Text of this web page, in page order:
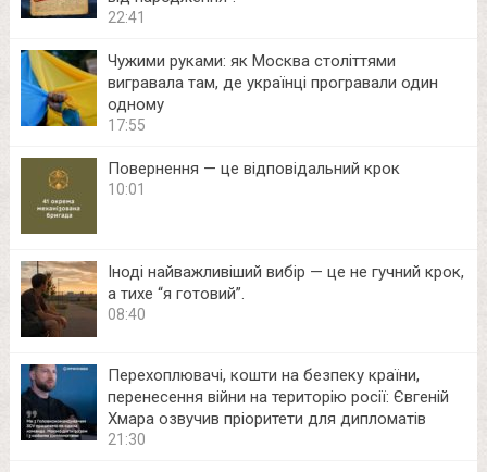
22:41
Чужими руками: як Москва століттями
вигравала там, де українці програвали один
одному
17:55
Повернення — це відповідальний крок
10:01
Іноді найважливіший вибір — це не гучний крок,
а тихе “я готовий”.
08:40
Перехоплювачі, кошти на безпеку країни,
перенесення війни на територію росії: Євгеній
Хмара озвучив пріоритети для дипломатів
21:30